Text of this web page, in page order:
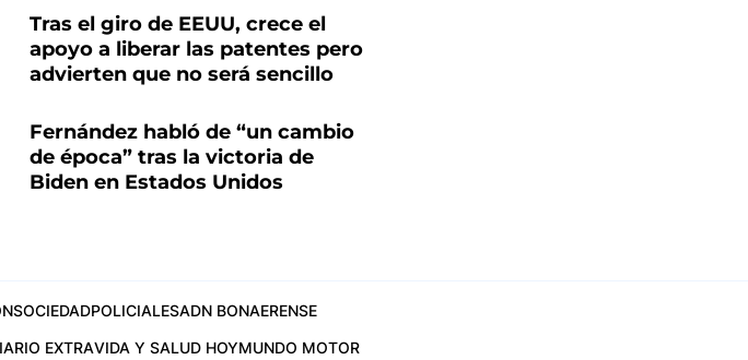
Tras el giro de EEUU, crece el
apoyo a liberar las patentes pero
advierten que no será sencillo
Fernández habló de “un cambio
de época” tras la victoria de
Biden en Estados Unidos
SOCIEDADPOLICIALESADN BONAERENSE
EXTRAVIDA Y SALUD HOYMUNDO MOTOR